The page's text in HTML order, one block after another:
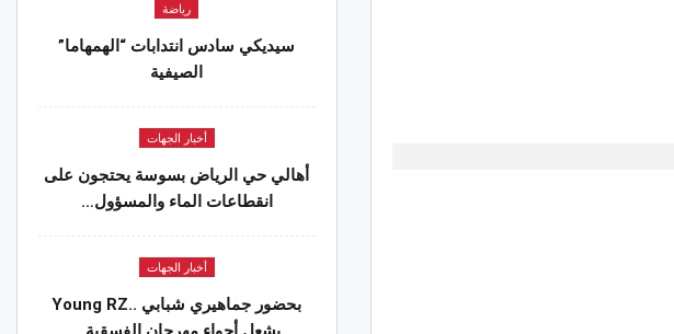
رياضة
سيديكي سادس انتدابات “الهمهاما”
الصيفية
أخبار الجهات
أهالي حي الرياض بسوسة يحتجون على
انقطاعات الماء والمسؤول…
أخبار الجهات
بحضور جماهيري شبابي ..Young RZ